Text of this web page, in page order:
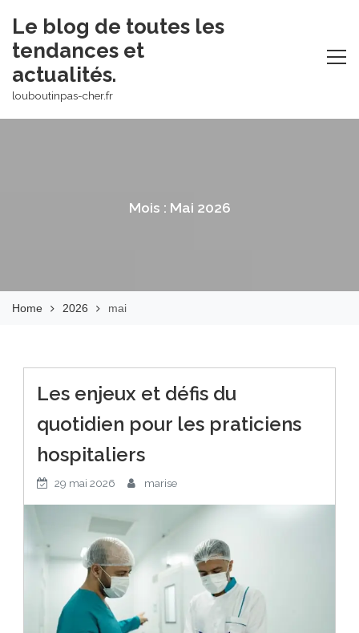
content
Le blog de toutes les
tendances et
actualités.
louboutinpas-cher.fr
Mois : Mai 2026
Home 2026 mai
Les enjeux et défis du
quotidien pour les praticiens
hospitaliers
29 mai 2026 marise